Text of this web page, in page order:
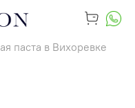
паста в Вихоревке